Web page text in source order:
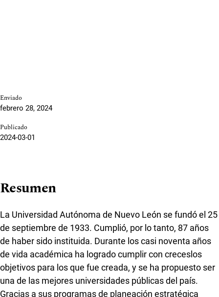
Enviado
febrero 28, 2024
Publicado
2024-03-01
Resumen
La Universidad Autónoma de Nuevo León se fundó el 25
de septiembre de 1933. Cumplió, por lo tanto, 87 años
de haber sido instituida. Durante los casi noventa años
de vida académica ha logrado cumplir con creceslos
objetivos para los que fue creada, y se ha propuesto ser
una de las mejores universidades públicas del país.
Gracias a sus programas de planeación estratégica